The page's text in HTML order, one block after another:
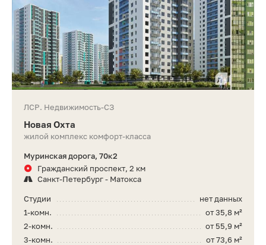
ЛСР. Недвижимость-СЗ
Новая Охта
жилой комплекс комфорт-класса
Муринская дорога, 70к2
Гражданский проспект, 2 км
Санкт-Петербург - Матокса
нет данных
Студии
от 35,8 м²
1-комн.
от 55,9 м²
2-комн.
от 73,6 м²
3-комн.